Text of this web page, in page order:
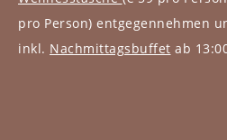
pro Person) entgegennehmen
inkl. Nachmittagsbuffet ab